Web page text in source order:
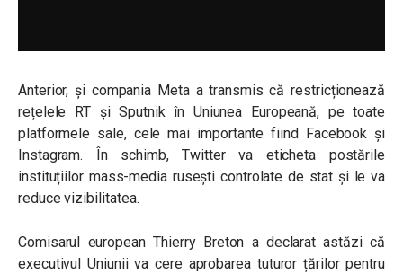
Anterior, și compania Meta a transmis că restricționează
rețelele RT și Sputnik în Uniunea Europeană, pe toate
platformele sale, cele mai importante fiind Facebook și
Instagram. În schimb, Twitter va eticheta postările
instituțiilor mass-media rusești controlate de stat și le va
reduce vizibilitatea.
Comisarul european Thierry Breton a declarat astăzi că
executivul Uniunii va cere aprobarea tuturor țărilor pentru